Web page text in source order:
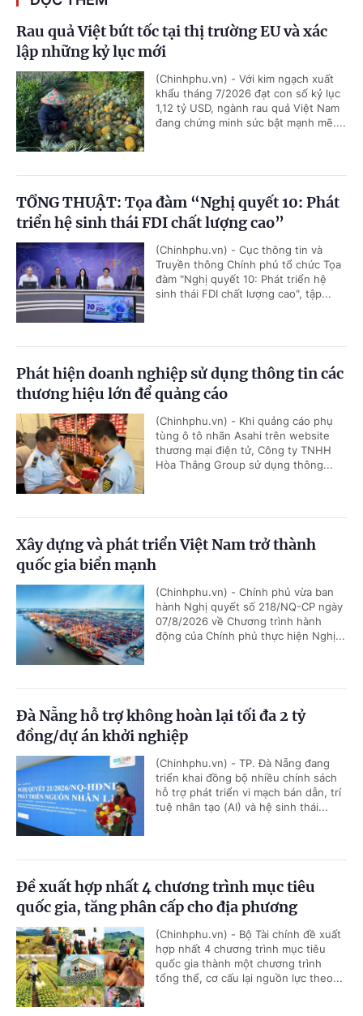
Rau quả Việt bứt tốc tại thị trường EU và xác
lập những kỷ lục mới
(Chinhphu.vn) - Với kim ngạch xuất
khẩu tháng 7/2026 đạt con số kỷ lục
1,12 tỷ USD, ngành rau quả Việt Nam
đang chứng minh sức bật mạnh mẽ....
TỔNG THUẬT: Tọa đàm “Nghị quyết 10: Phát
triển hệ sinh thái FDI chất lượng cao”
(Chinhphu.vn) - Cục thông tin và
Truyền thông Chính phủ tổ chức Tọa
đàm "Nghị quyết 10: Phát triển hệ
sinh thái FDI chất lượng cao", tập...
Phát hiện doanh nghiệp sử dụng thông tin các
thương hiệu lớn để quảng cáo
(Chinhphu.vn) - Khi quảng cáo phụ
tùng ô tô nhãn Asahi trên website
thương mại điện tử, Công ty TNHH
Hòa Thắng Group sử dụng thông...
Xây dựng và phát triển Việt Nam trở thành
quốc gia biển mạnh
(Chinhphu.vn) - Chính phủ vừa ban
hành Nghị quyết số 218/NQ-CP ngày
07/8/2026 về Chương trình hành
động của Chính phủ thực hiện Nghị...
Đà Nẵng hỗ trợ không hoàn lại tối đa 2 tỷ
đồng/dự án khởi nghiệp
(Chinhphu.vn) - TP. Đà Nẵng đang
triển khai đồng bộ nhiều chính sách
hỗ trợ phát triển vi mạch bán dẫn, trí
tuệ nhân tạo (AI) và hệ sinh thái...
Đề xuất hợp nhất 4 chương trình mục tiêu
quốc gia, tăng phân cấp cho địa phương
(Chinhphu.vn) - Bộ Tài chính đề xuất
hợp nhất 4 chương trình mục tiêu
quốc gia thành một chương trình
tổng thể, cơ cấu lại nguồn lực theo...